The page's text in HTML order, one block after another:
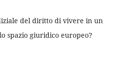
del diritto di vivere in un
spazio giuridico europeo?